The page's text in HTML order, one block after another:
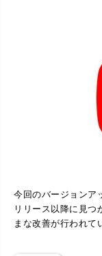
今回のバージョンア
リリース以降に見つ
まな改善が行われて